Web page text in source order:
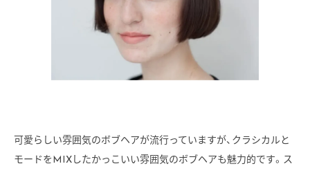
可愛らしい雰囲気のボブヘアが流行っていますが、クラシカルと
モードをMIXしたかっこいい雰囲気のボブヘアも魅力的です。ス